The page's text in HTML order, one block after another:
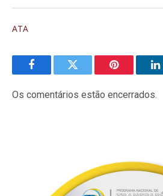
ATA
FacebookTwitter Pinterest
Os comentários estão encerrados.